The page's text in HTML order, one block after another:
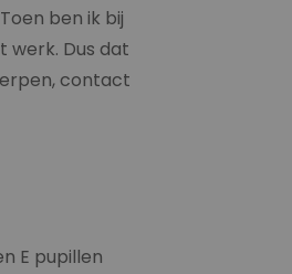
ben ik bij
werk. Dus dat
contact
E pupillen